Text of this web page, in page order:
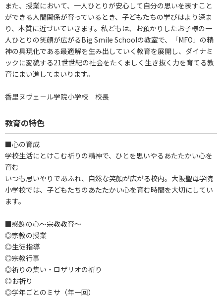
また、授業において、一人ひとりが安心して自分の思いを表すこと
ができる人間関係が育っているとき、子どもたちの学びはより深ま
り、本質に近づいていきます。私どもは、お預かりしたお子様の一
人ひとりの笑顔が広がるBig Smile Schoolの教室で、「MFO」の精
神の具現化である最適解を生み出していく教育を展開し、ダイナミ
ックに変貌する21世世紀の社会をたくましく生き抜く力を育てる教
育にまい進してまいります。
香里ヌヴェ－ル学院小学校 校長
教育の特色
■心の育成
学校生活にとけこむ祈りの精神で、ひとを思いやるあたたかい心を
育む
いつも思いやりであふれ、自然な笑顔が広がる校内。大阪聖母学院
小学校では、子どもたちのあたたかい心を育む時間を大切にしてい
ます。
■感謝の心～宗教教育～
◎宗教の授業
◎生徒指導
◎宗教行事
◎祈りの集い・ロザリオの祈り
◎お祈り
◎学年ごとのミサ（年一回）